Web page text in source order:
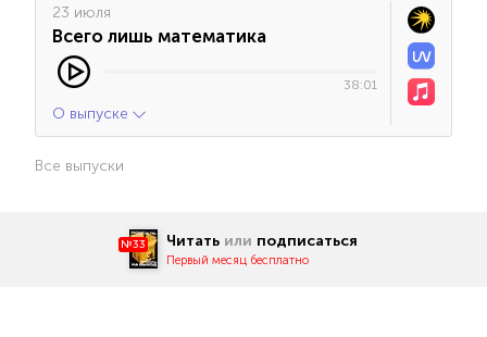
23 июля
Всего лишь математика
38:01
О выпуске
Все выпуски
№33 Читать или подписаться
Первый месяц бесплатно